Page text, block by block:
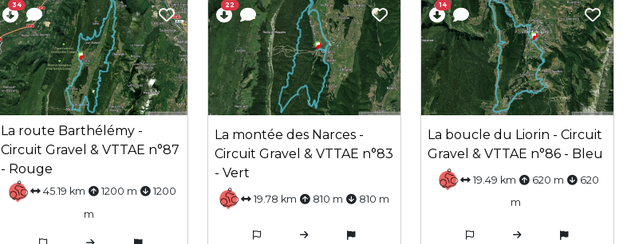
34
La route Barthélémy -
Circuit Gravel & VTTAE n°87
- Rouge
45.19 km 1200 m
1200
m
22
La montée des Narces -
Circuit Gravel & VTTAE n°83
- Vert
19.78 km 810 m 810 m
14
La boucle du Liorin - Circuit
Gravel & VTTAE n°86 - Bleu
19.49 km 620 m
620
m